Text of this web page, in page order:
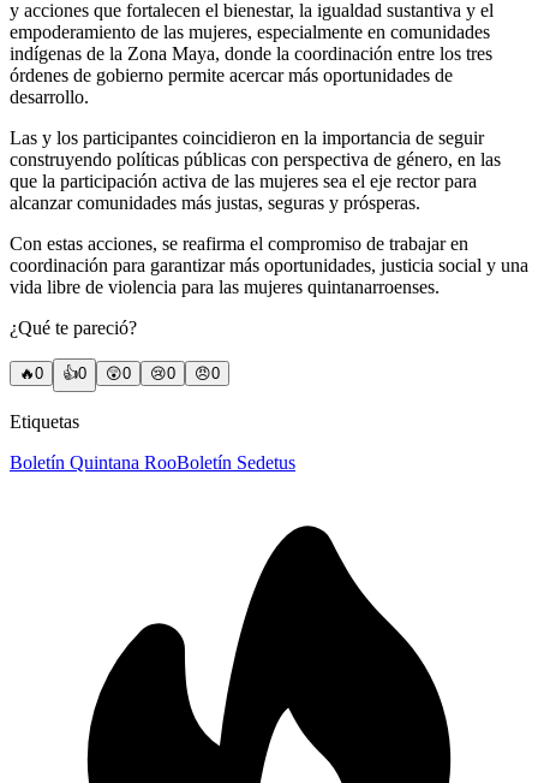
y acciones que fortalecen el bienestar, la igualdad sustantiva y el
empoderamiento de las mujeres, especialmente en comunidades
indígenas de la Zona Maya, donde la coordinación entre los tres
órdenes de gobierno permite acercar más oportunidades de
desarrollo.
Las y los participantes coincidieron en la importancia de seguir
construyendo políticas públicas con perspectiva de género, en las
que la participación activa de las mujeres sea el eje rector para
alcanzar comunidades más justas, seguras y prósperas.
Con estas acciones, se reafirma el compromiso de trabajar en
coordinación para garantizar más oportunidades, justicia social y una
vida libre de violencia para las mujeres quintanarroenses.
¿Qué te pareció?
🔥0 👍0 😲0 😢0 😠0
Etiquetas
Boletín Quintana RooBoletín Sedetus